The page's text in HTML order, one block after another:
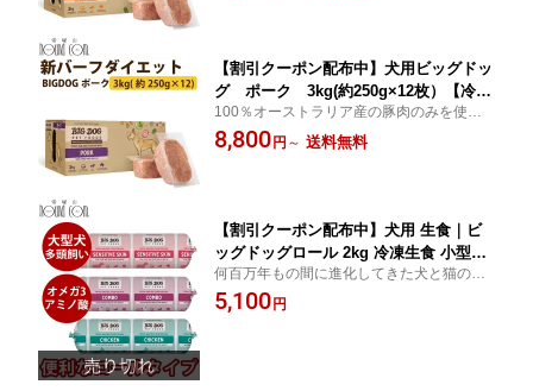
【割引クーポン配布中】犬用ビッグドッ
グ ポーク 3kg(約250g×12枚）【冷凍
配送】 生食 ローフード 全年齢対応の
AAFCO給餌試験に基づく完全栄養バラ
100％オーストラリア産の豚肉のみを使用
した動物由来食です。日本のコンパニオン
アニマル犬のためだけに栄養豊な食材をブ
8,800円 ～ 送料無料
【割引クーポン配布中】犬用 生食｜ビ
ッグドッグロール 2kg 冷凍生食 小型犬
中型犬 大型犬 超大型犬 多頭飼い BIGD
OG 幼犬 ミートフード シニア パピー 全
何百万年もの間に進化してきた犬と猫の食
生活を元に科学的に考案された総合栄養食
の生食 犬 通販
5,100円